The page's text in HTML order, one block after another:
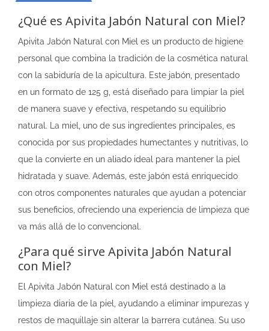
¿Qué es Apivita Jabón Natural con Miel?
Apivita Jabón Natural con Miel es un producto de higiene
personal que combina la tradición de la cosmética natural
con la sabiduría de la apicultura. Este jabón, presentado
en un formato de 125 g, está diseñado para limpiar la piel
de manera suave y efectiva, respetando su equilibrio
natural. La miel, uno de sus ingredientes principales, es
conocida por sus propiedades humectantes y nutritivas, lo
que la convierte en un aliado ideal para mantener la piel
hidratada y suave. Además, este jabón está enriquecido
con otros componentes naturales que ayudan a potenciar
sus beneficios, ofreciendo una experiencia de limpieza que
va más allá de lo convencional.
¿Para qué sirve Apivita Jabón Natural
con Miel?
El Apivita Jabón Natural con Miel está destinado a la
limpieza diaria de la piel, ayudando a eliminar impurezas y
restos de maquillaje sin alterar la barrera cutánea. Su uso